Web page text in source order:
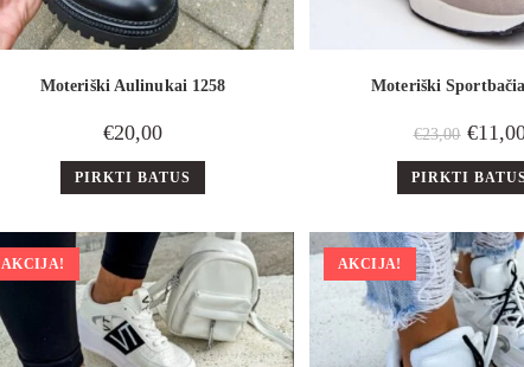
Moteriški Aulinukai 1258
€20,00
PIRKTI BATUS
Moteriški
€23,00 €
PIRKTI
AKCIJA! AKCIJA!